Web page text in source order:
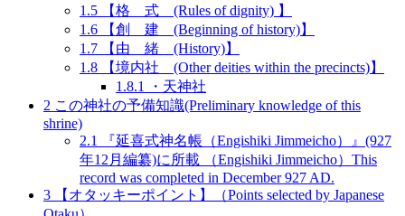
1.5 【格 式 (Rules of dignity) 】
1.6 【創 建 (Beginning of history)】
1.7 【由 緒 (History)】
1.8 【境内社 (Other deities within the precincts)】
1.8.1
・天神社
2 この神社の予備知識(Preliminary knowledge of this
shrine)
2.1
『延喜式神名帳（Engishiki Jimmeicho）』(927
年12月編纂)に所載 （Engishiki Jimmeicho）This
record was completed in December 927 AD.
3 【オタッキーポイント】（Points selected by Japanese